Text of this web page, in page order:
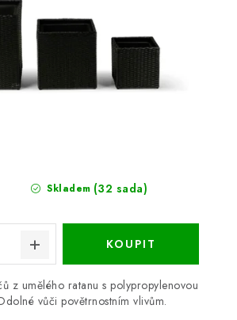
Skladem (32 sada)
z umělého ratanu s polypropylenovou
vůči povětrnostním vlivům.